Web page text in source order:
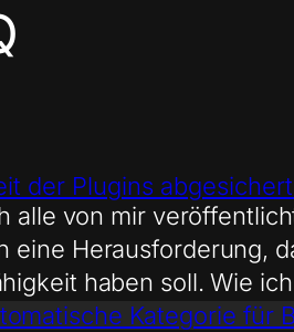
der Plugins
alle von mir
eine Herausforderung,
haben soll. Wie
Kategorie für